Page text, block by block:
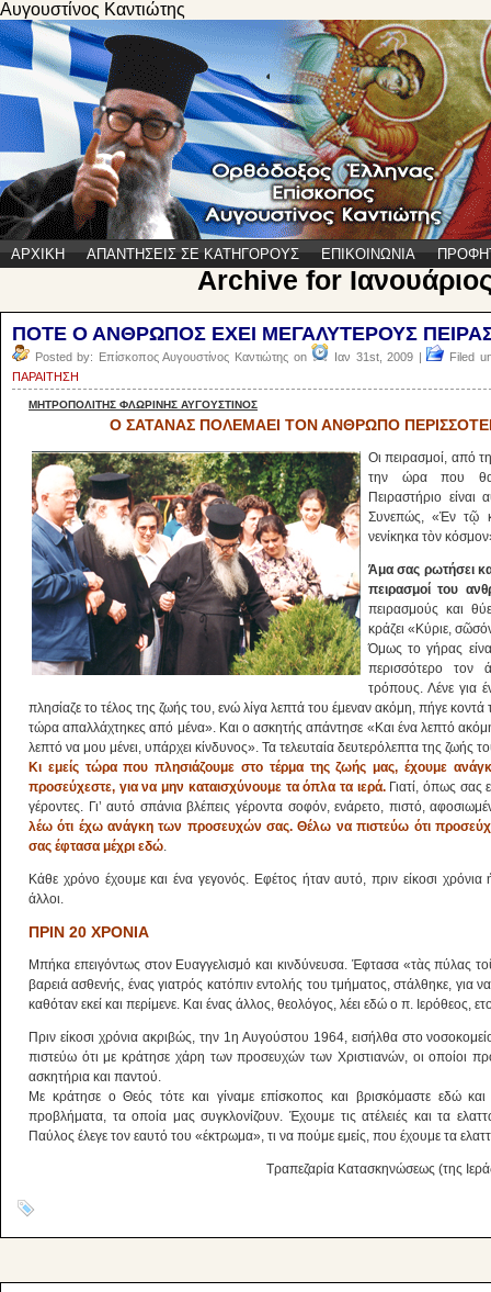
Αυγουστίνος Καντιώτης
ΑΡΧΙΚΗ ΑΠΑΝΤΗΣΕΙΣ ΣΕ ΚΑΤΗΓΟΡΟΥΣ ΕΠΙΚΟΙΝΩΝΙΑ
Archive for
ΠΟΤΕ Ο ΑΝΘΡΩΠΟΣ ΕΧΕΙ ΜΕΓΑΛΥΤΕΡΟΥΣ
Posted by: Επίσκοπος Αυγουστίνος Καντιώτης on Ιαν 31st, 2009 |
Filed
ΠΑΡΑΙΤΗΣΗ
ΜΗΤΡΟΠΟΛΙΤΗΣ ΦΛΩΡΙΝΗΣ ΑΥΓΟΥΣΤΙΝΟΣ
Ο ΣΑΤΑΝΑΣ ΠΟΛΕΜΑΕΙ ΤΟΝ ΑΝΘΡΩΠΟ
Οι πειρασμοί, από
την ώρα που θα
Πειραστήριο
Συνεπώς, «Ἐν τῷ
νενίκηκα τὸν
Άμα σας ρωτήσει
πειρασμοί του
πειρασμούς και
κράζει «Κύριε,
Όμως το γήρας
περισσότερο τον
τρόπους. Λένε για
πλησίαζε το τέλος της ζωής του, ενώ λίγα λεπτά του έμεναν ακόμη, πήγε κοντά
τώρα απαλλάχτηκες από μένα». Και ο ασκητής απάντησε «Και ένα λεπτό
λεπτό να μου μένει, υπάρχει κίνδυνος». Τα τελευταία δευτερόλεπτα της
Κι εμείς τώρα που πλησιάζουμε στο τέρμα της ζωής μας, έχουμε
προσεύχεστε, για να μην καταισχύνουμε τα όπλα τα ιερά.Γιατί, όπως σας
γέροντες. Γι’ αυτό σπάνια βλέπεις γέροντα σοφόν, ενάρετο, πιστό,
λέω ότι έχω ανάγκη των προσευχών σας. Θέλω να πιστεύω ότι
σας έφτασα μέχρι εδώ.
Κάθε χρόνο έχουμε και ένα γεγονός. Εφέτος ήταν αυτό, πριν είκοσι
άλλοι.
ΠΡΙΝ 20 ΧΡΟΝΙΑ
Μπήκα επειγόντως στον Ευαγγελισμό και κινδύνευσα. Έφτασα «τὰς πύλας
βαρειά ασθενής, ένας γιατρός κατόπιν εντολής του τμήματος, στάλθηκε, για
καθόταν εκεί και περίμενε. Και ένας άλλος, θεολόγος, λέει εδώ ο π. Ιερόθεος,
Πριν είκοσι χρόνια ακριβώς, την 1η Αυγούστου 1964, εισήλθα στο
πιστεύω ότι με κράτησε χάρη των προσευχών των Χριστιανών, οι οποίοι
ασκητήρια και παντού.
Με κράτησε ο Θεός τότε και γίναμε επίσκοπος και βρισκόμαστε εδώ
προβλήματα, τα οποία μας συγκλονίζουν. Έχουμε τις ατέλειές και τα
Παύλος έλεγε τον εαυτό του «έκτρωμα», τι να πούμε εμείς, που έχουμε τα
Τραπεζαρία Κατασκηνώσεως (της